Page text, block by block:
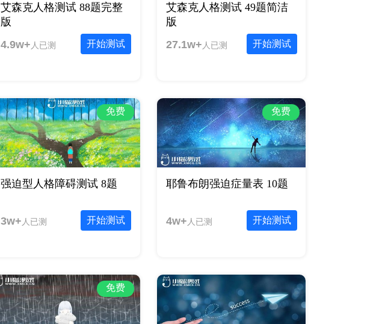
艾森克人格测试 88题完整
版
开始测试
4.9w+ 人已测
艾森克人格测试 49题简洁
版
开始测试
27.1w+ 人已测
免费
强迫型人格障碍测试 8题
开始测试
3w+ 人已测
免费
耶鲁布朗强迫症量表 10题
开始测试
4w+ 人已测
免费